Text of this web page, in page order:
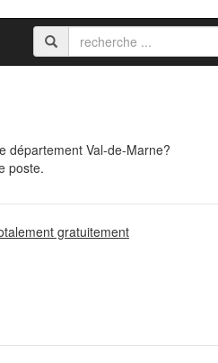
département Val-de-Marne?
poste.
gratuitement